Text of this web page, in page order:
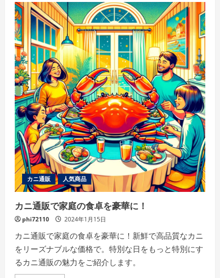
未
来
へ
の
投
資：
DMM
FX
ス
ワ
ッ
プ
ポ
イ
ン
ト
の
魅
力
の
詳
細
を
ご
覧
く
だ
さ
カニ通販 人気商品
カニ通販で家庭の食卓を豪華に！
phi72110 2024年1月15日
カニ通販で家庭の食卓を豪華に！新鮮で高品質なカニ
をリーズナブルな価格で。特別な日をもっと特別にす
るカニ通販の魅力をご紹介します。